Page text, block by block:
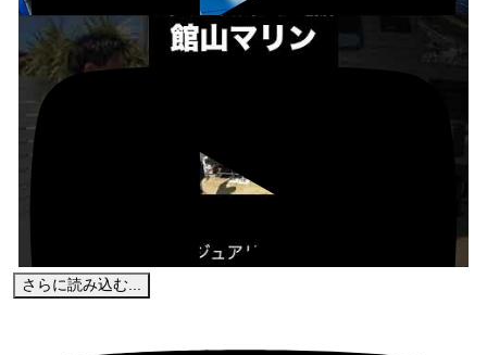
さらに読み込む...